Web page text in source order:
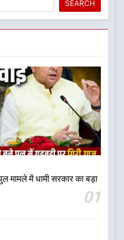
SEARCH
मामले में धामी सरकार का बड़ा
01
हाउसकीपिंग के मालिक दीपक
विनोद नौटियाल आदि पर